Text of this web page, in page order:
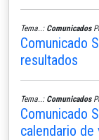
Tema..: Comunicados
Comunicado
resultados
Tema..: Comunicados
Comunicado
calendario de